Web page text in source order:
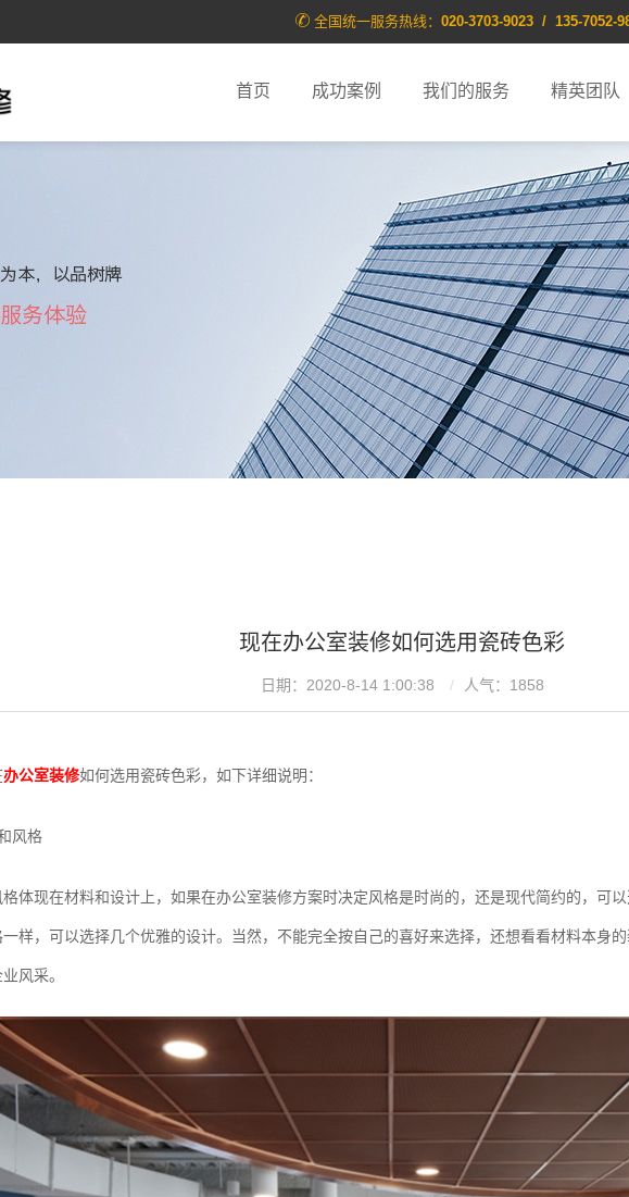
全国统一服务热线： 020-3703-9023 / 135-7052-
首页 成功案例 我们的服务 精英团队
现在办公室装修如何选用瓷砖色彩
日期：2020-8-14 1:00:38 人气： 1858
办公室装修如何选用瓷砖色彩，如下详细说明：
风格
体现在材料和设计上，如果在办公室装修方案时决定风格是时尚的，还是现代简约的，可
样，可以选择几个优雅的设计。当然，不能完全按自己的喜好来选择，还想看看材料本身
风采。